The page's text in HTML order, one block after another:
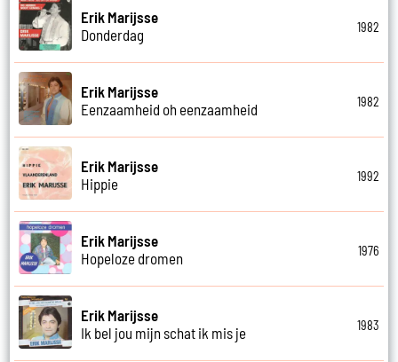
Erik Marijsse
Donderdag
1982
Erik Marijsse
Eenzaamheid oh eenzaamheid
1982
Erik Marijsse
Hippie
1992
Erik Marijsse
Hopeloze dromen
1976
Erik Marijsse
Ik bel jou mijn schat ik mis je
1983